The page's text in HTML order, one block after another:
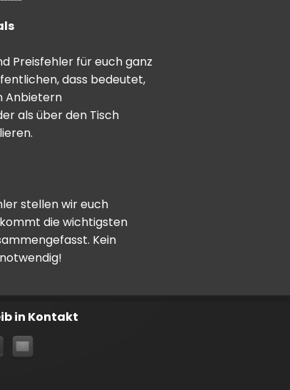
Preisfehler für euch ganz
dass bedeutet,
Anbietern
als über den Tisch
stellen wir euch
die wichtigsten
Kein
in Kontakt